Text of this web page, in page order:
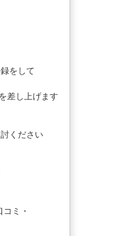
をして
差し上げます
ください
ミ・